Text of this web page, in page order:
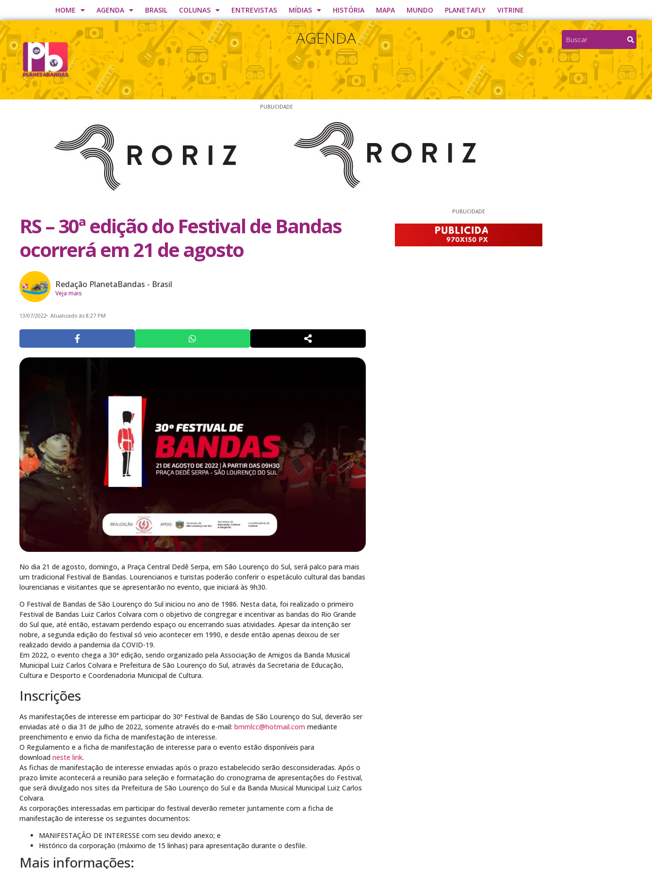
HOME AGENDA BRASIL COLUNAS ENTREVISTAS MÍDIAS HISTÓRIA MAPA MUNDO PLANETAFLY VITRINE
AGENDA
PUBLICIDADE
RS – 30ª edição do Festival de Bandas
ocorrerá em 21 de agosto
Redação PlanetaBandas - Brasil
Veja mais
13/07/2022 Atualizado às 8:27 PM
No dia 21 de agosto, domingo, a Praça Central Dedê Serpa, em São Lourenço do Sul, será palco para mais
um tradicional Festival de Bandas. Lourencianos e turistas poderão conferir o espetáculo cultural das bandas
lourencianas e visitantes que se apresentarão no evento, que iniciará às 9h30.
O Festival de Bandas de São Lourenço do Sul iniciou no ano de 1986. Nesta data, foi realizado o primeiro
Festival de Bandas Luiz Carlos Colvara com o objetivo de congregar e incentivar as bandas do Rio Grande
do Sul que, até então, estavam perdendo espaço ou encerrando suas atividades. Apesar da intenção ser
nobre, a segunda edição do festival só veio acontecer em 1990, e desde então apenas deixou de ser
realizado devido a pandemia da COVID-19.
Em 2022, o evento chega a 30ª edição, sendo organizado pela Associação de Amigos da Banda Musical
Municipal Luiz Carlos Colvara e Prefeitura de São Lourenço do Sul, através da Secretaria de Educação,
Cultura e Desporto e Coordenadoria Municipal de Cultura.
Inscrições
As manifestações de interesse em participar do 30º Festival de Bandas de São Lourenço do Sul, deverão ser
enviadas até o dia 31 de julho de 2022, somente através do e-mail: bmmlcc@hotmail.com mediante
preenchimento e envio da ficha de manifestação de interesse.
O Regulamento e a ficha de manifestação de interesse para o evento estão disponíveis para
download neste link.
As fichas de manifestação de interesse enviadas após o prazo estabelecido serão desconsideradas. Após o
prazo limite acontecerá a reunião para seleção e formatação do cronograma de apresentações do Festival,
que será divulgado nos sites da Prefeitura de São Lourenço do Sul e da Banda Musical Municipal Luiz Carlos
Colvara.
As corporações interessadas em participar do festival deverão remeter juntamente com a ficha de
manifestação de interesse os seguintes documentos:
MANIFESTAÇÃO DE INTERESSE com seu devido anexo; e
Histórico da corporação (máximo de 15 linhas) para apresentação durante o desfile.
Mais informações:
PUBLICIDADE